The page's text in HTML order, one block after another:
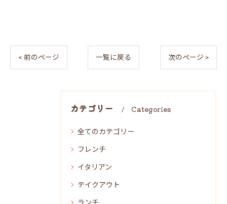
< 前のページ 一覧に戻る 次のページ >
カテゴリー Categories
全てのカテゴリー
フレンチ
イタリアン
テイクアウト